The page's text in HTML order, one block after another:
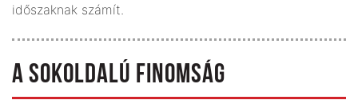
időszaknak számít.
A SOKOLDALÚ FINOMSÁG